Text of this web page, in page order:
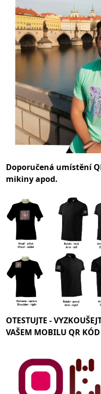
Doporučená umístění
mikiny apod.
OTESTUJTE -
VAŠEM MOBILU QR KÓD